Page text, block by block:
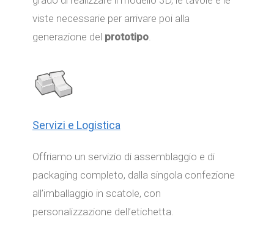
viste necessarie per arrivare poi alla
generazione del prototipo.
Servizi e Logistica
Offriamo un servizio di assemblaggio e di
packaging completo, dalla singola confezione
all’imballaggio in scatole, con
personalizzazione dell’etichetta.